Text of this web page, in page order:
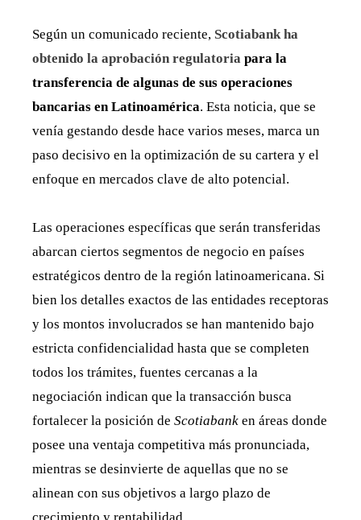
Según un comunicado reciente, Scotiabank ha
obtenido la aprobación regulatoria para la
transferencia de algunas de sus operaciones
bancarias en Latinoamérica. Esta noticia, que se
venía gestando desde hace varios meses, marca un
paso decisivo en la optimización de su cartera y el
enfoque en mercados clave de alto potencial.
Las operaciones específicas que serán transferidas
abarcan ciertos segmentos de negocio en países
estratégicos dentro de la región latinoamericana. Si
bien los detalles exactos de las entidades receptoras
y los montos involucrados se han mantenido bajo
estricta confidencialidad hasta que se completen
todos los trámites, fuentes cercanas a la
negociación indican que la transacción busca
fortalecer la posición de Scotiabank en áreas donde
posee una ventaja competitiva más pronunciada,
mientras se desinvierte de aquellas que no se
alinean con sus objetivos a largo plazo de